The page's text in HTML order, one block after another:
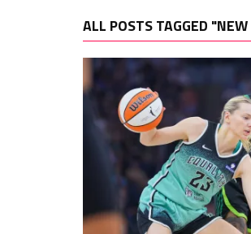
ALL POSTS TAGGED